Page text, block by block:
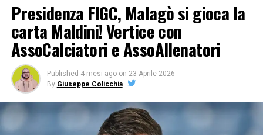
Presidenza FIGC, Malagò si gioca la
carta Maldini! Vertice con
AssoCalciatori e AssoAllenatori
Published 4 mesi ago on 23 Aprile 2026
By Giuseppe Colicchia